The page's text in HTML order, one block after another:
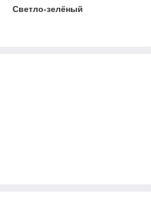
Светло-зелёный